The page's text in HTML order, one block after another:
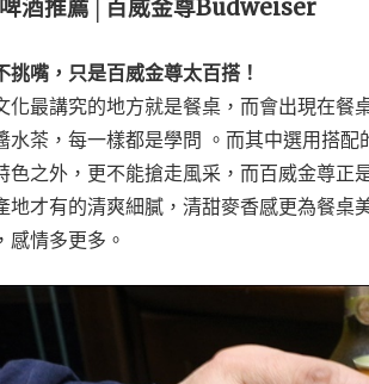
酒推薦│百威金尊Budweiser
挑嘴，只是百威金尊太百搭！
化最講究的地方就是餐桌，而會出現在餐
水茶，每一樣都是學問 。而其中選用搭
色之外，更不能搶走風采，而百威金尊正
地才有的清爽細膩，清甜麥香感更為餐桌
感情多更多。